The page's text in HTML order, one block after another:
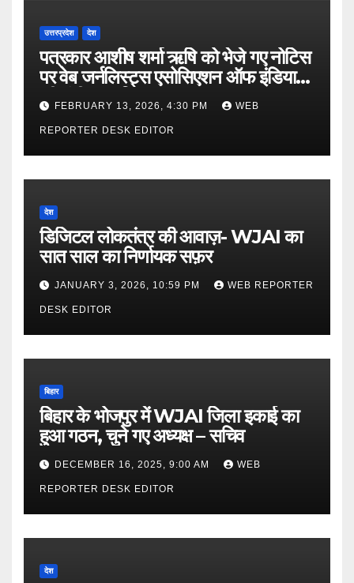
उत्तरप्रदेश देश
पत्रकार आशीष शर्मा ऋषि को भेजे गए नोटिस
पर वेब जर्नलिस्ट्स एसोसिएशन ऑफ इंडिया
की गंभीर आपत्ति
FEBRUARY 13, 2026, 4:30 PM WEB
REPORTER DESK EDITOR
देश
डिजिटल लोकतंत्र की आवाज़- WJAI का
सात साल का निर्णायक सफ़र
JANUARY 3, 2026, 10:59 PM WEB REPORTER
DESK EDITOR
बिहार
बिहार के भोजपुर में WJAI जिला इकाई का
हुआ गठन, चुने गए अध्यक्ष – सचिव
DECEMBER 16, 2025, 9:00 AM WEB
REPORTER DESK EDITOR
देश